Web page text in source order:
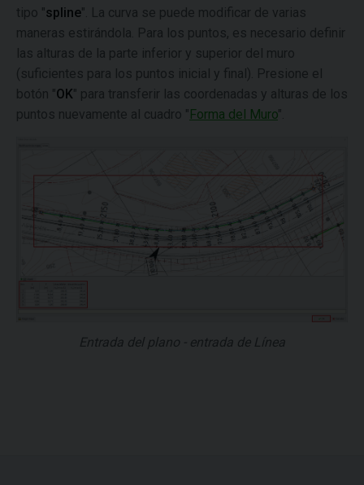
tipo "spline". La curva se puede modificar de varias
maneras estirándola. Para los puntos, es necesario definir
las alturas de la parte inferior y superior del muro
(suficientes para los puntos inicial y final). Presione el
botón "OK" para transferir las coordenadas y alturas de los
puntos nuevamente al cuadro "Forma del Muro".
Entrada del plano - entrada de Línea